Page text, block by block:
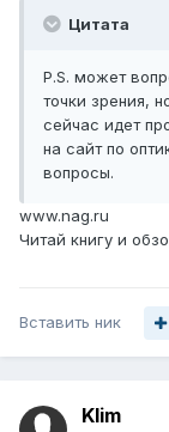
Цитата
P.S. может
точки зрения,
сейчас идет
на сайт по
вопросы.
www.nag.ru
Читай книгу и
Вставить ник
Klim